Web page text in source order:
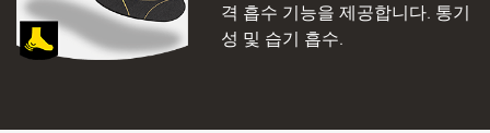
격 흡수 기능을 제공합니다. 통기
성 및 습기 흡수.